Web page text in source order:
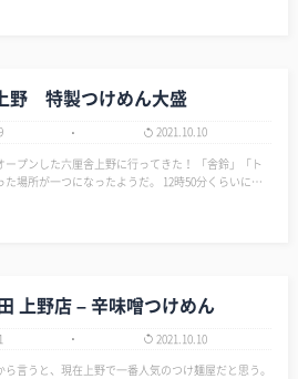
野 特製つけめん大盛
2021.10.10
ープンした六厘舎上野に行ってきた！ 「舎鈴」「ト
が一つになったようだ。 12時50分くらいに着
上野店 – 辛味噌つけめん
2021.10.10
ら言うと、現在上野で一番人気のつけ麺屋だと思う。